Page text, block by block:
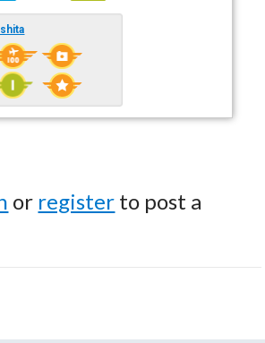
or register to post a